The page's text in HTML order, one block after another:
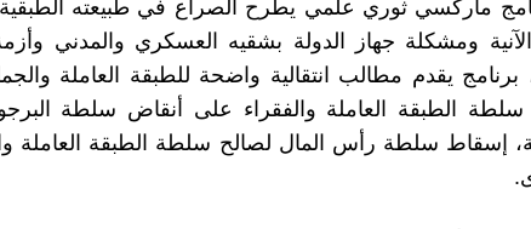
ماركسي ثوري علمي يطرح الصراع في طبيعته
الآنية ومشكلة جهاز الدولة بشقيه العسكري والمدني
برنامج يقدم مطالب انتقالية واضحة للطبقة العاملة
سلطة الطبقة العاملة والفقراء على أنقاض سلطة
إسقاط سلطة رأس المال لصالح سلطة الطبقة العاملة